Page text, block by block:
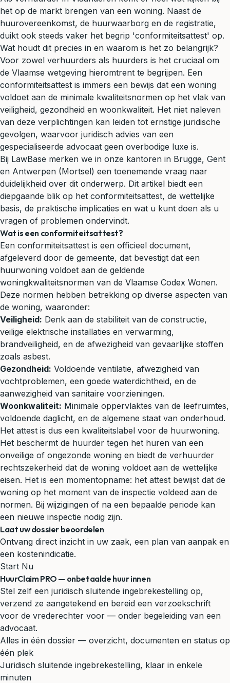
het op de markt brengen van een woning. Naast de
huurovereenkomst, de huurwaarborg en de registratie,
duikt ook steeds vaker het begrip 'conformiteitsattest' op.
Wat houdt dit precies in en waarom is het zo belangrijk?
Voor zowel verhuurders als huurders is het cruciaal om
de Vlaamse wetgeving hieromtrent te begrijpen. Een
conformiteitsattest is immers een bewijs dat een woning
voldoet aan de minimale kwaliteitsnormen op het vlak van
veiligheid, gezondheid en woonkwaliteit. Het niet naleven
van deze verplichtingen kan leiden tot ernstige juridische
gevolgen, waarvoor juridisch advies van een
gespecialiseerde advocaat geen overbodige luxe is.
Bij LawBase merken we in onze kantoren in Brugge, Gent
en Antwerpen (Mortsel) een toenemende vraag naar
duidelijkheid over dit onderwerp. Dit artikel biedt een
diepgaande blik op het conformiteitsattest, de wettelijke
basis, de praktische implicaties en wat u kunt doen als u
vragen of problemen ondervindt.
Wat is een conformiteitsattest?
Een conformiteitsattest is een officieel document,
afgeleverd door de gemeente, dat bevestigt dat een
huurwoning voldoet aan de geldende
woningkwaliteitsnormen van de Vlaamse Codex Wonen.
Deze normen hebben betrekking op diverse aspecten van
de woning, waaronder:
Veiligheid: Denk aan de stabiliteit van de constructie,
veilige elektrische installaties en verwarming,
brandveiligheid, en de afwezigheid van gevaarlijke stoffen
zoals asbest.
Gezondheid: Voldoende ventilatie, afwezigheid van
vochtproblemen, een goede waterdichtheid, en de
aanwezigheid van sanitaire voorzieningen.
Woonkwaliteit: Minimale oppervlaktes van de leefruimtes,
voldoende daglicht, en de algemene staat van onderhoud.
Het attest is dus een kwaliteitslabel voor de huurwoning.
Het beschermt de huurder tegen het huren van een
onveilige of ongezonde woning en biedt de verhuurder
rechtszekerheid dat de woning voldoet aan de wettelijke
eisen. Het is een momentopname: het attest bewijst dat de
woning op het moment van de inspectie voldeed aan de
normen. Bij wijzigingen of na een bepaalde periode kan
een nieuwe inspectie nodig zijn.
Laat uw dossier beoordelen
Ontvang direct inzicht in uw zaak, een plan van aanpak en
een kostenindicatie.
Start Nu
HuurClaim PRO — onbetaalde huur innen
Stel zelf een juridisch sluitende ingebrekestelling op,
verzend ze aangetekend en bereid een verzoekschrift
voor de vrederechter voor — onder begeleiding van een
advocaat.
Alles in één dossier — overzicht, documenten en status op
één plek
Juridisch sluitende ingebrekestelling, klaar in enkele
minuten